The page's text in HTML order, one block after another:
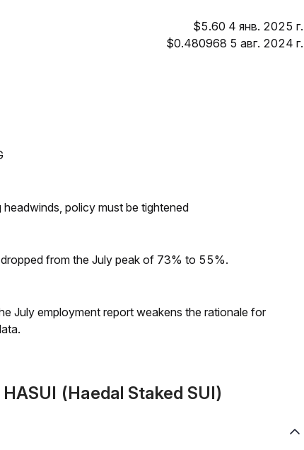
$5.60 4 янв. 2025 г.
$0.480968 5 авг. 2024 г.
policy must be tightened
from the July peak of 73% to 55%.
July employment report weakens the rationale for
(Haedal Staked SUI)